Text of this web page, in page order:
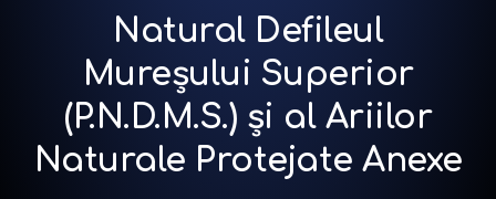
Natural Defileul
Mureșului Superior
(P.N.D.M.S.) și al Ariilor
Naturale Protejate Anexe